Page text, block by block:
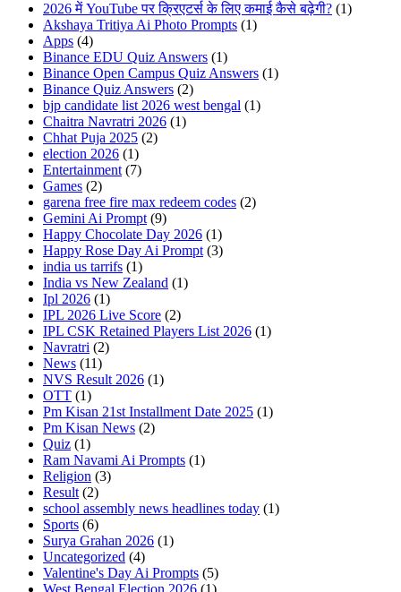
2026 में YouTube पर क्रिएटर्स के लिए कमाई कैसे बढ़ेगी? (1)
Akshaya Tritiya Ai Photo Prompts (1)
Apps (4)
Binance EDU Quiz Answers (1)
Binance Open Campus Quiz Answers (1)
Binance Quiz Answers (2)
bjp candidate list 2026 west bengal (1)
Chaitra Navratri 2026 (1)
Chhat Puja 2025 (2)
election 2026 (1)
Entertainment (7)
Games (2)
garena free fire max redeem codes (2)
Gemini Ai Prompt (9)
Happy Chocolate Day 2026 (1)
Happy Rose Day Ai Prompt (3)
india us tarrifs (1)
India vs New Zealand (1)
Ipl 2026 (1)
IPL 2026 Live Score (2)
IPL CSK Retained Players List 2026 (1)
Navratri (2)
News (11)
NVS Result 2026 (1)
OTT (1)
Pm Kisan 21st Installment Date 2025 (1)
Pm Kisan News (2)
Quiz (1)
Ram Navami Ai Prompts (1)
Religion (3)
Result (2)
school assembly news headlines today (1)
Sports (6)
Surya Grahan 2026 (1)
Uncategorized (4)
Valentine's Day Ai Prompts (5)